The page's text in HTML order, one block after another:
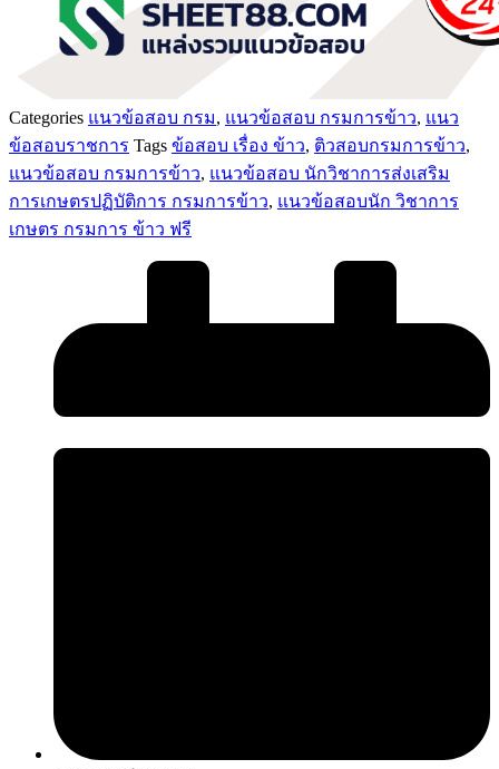
Categories แนวข้อสอบ กรม, แนวข้อสอบ กรมการข้าว, แนว
ข้อสอบราชการ Tags ข้อสอบ เรื่อง ข้าว, ติวสอบกรมการข้าว,
แนวข้อสอบ กรมการข้าว, แนวข้อสอบ นักวิชาการส่งเสริม
การเกษตรปฏิบัติการ กรมการข้าว, แนวข้อสอบนัก วิชาการ
เกษตร กรมการ ข้าว ฟรี